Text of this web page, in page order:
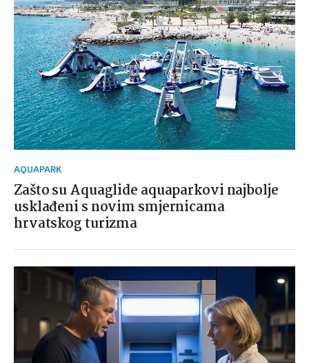
AQUAPARK
Zašto su Aquaglide aquaparkovi najbolje
usklađeni s novim smjernicama
hrvatskog turizma